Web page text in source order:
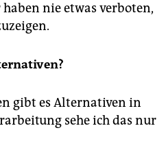
nie etwas verboten,
gibt es Alternativen in
sehe ich das nur